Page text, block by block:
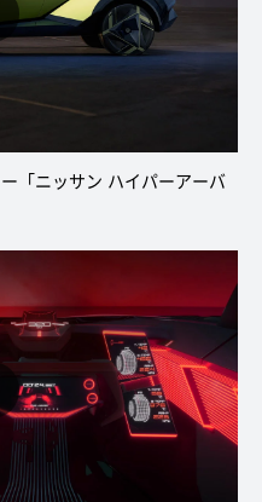
「ニッサン ハイパーアーバ